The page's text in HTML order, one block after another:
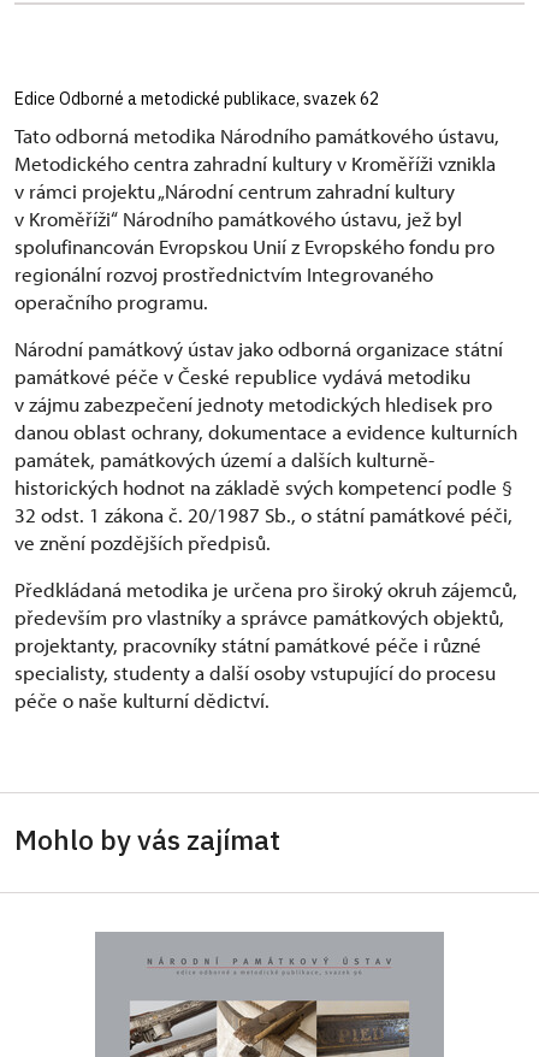
Edice Odborné a metodické publikace, svazek 62
Tato odborná metodika Národního památkového ústavu,
Metodického centra zahradní kultury v Kroměříži vznikla
v rámci projektu „Národní centrum zahradní kultury
v Kroměříži“ Národního památkového ústavu, jež byl
spolufinancován Evropskou Unií z Evropského fondu pro
regionální rozvoj prostřednictvím Integrovaného
operačního programu.
Národní památkový ústav jako odborná organizace státní
památkové péče v České republice vydává metodiku
v zájmu zabezpečení jednoty metodických hledisek pro
danou oblast ochrany, dokumentace a evidence kulturních
památek, památkových území a dalších kulturně-
historických hodnot na základě svých kompetencí podle §
32 odst. 1 zákona č. 20/1987 Sb., o státní památkové péči,
ve znění pozdějších předpisů.
Předkládaná metodika je určena pro široký okruh zájemců,
především pro vlastníky a správce památkových objektů,
projektanty, pracovníky státní památkové péče i různé
specialisty, studenty a další osoby vstupující do procesu
péče o naše kulturní dědictví.
Mohlo by vás zajímat